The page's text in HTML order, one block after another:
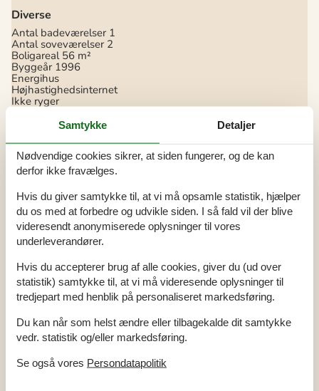
Diverse
Antal badeværelser 1
Antal soveværelser 2
Boligareal 56 m²
Byggeår 1996
Energihus
Højhastighedsinternet
Ikke ryger
Luft/luft varmepumpe
Lukket terrasse
Nationalt tv
Overdækket terrasse
Tysk TV
Indendørs
Internetadgang
Parabol
Radio
TV
Tyske TV-kanaler
Vaskemaskine
Køkken
El-komfur
Kaffemaskine
Samtykke Detaljer
Nødvendige cookies sikrer, at siden fungerer, og de kan
derfor ikke fravælges.
Hvis du giver samtykke til, at vi må opsamle statistik, hjælper
du os med at forbedre og udvikle siden. I så fald vil der blive
videresendt anonymiserede oplysninger til vores
underleverandører.
Hvis du accepterer brug af alle cookies, giver du (ud over
statistik) samtykke til, at vi må videresende oplysninger til
tredjepart med henblik på personaliseret markedsføring.
Du kan når som helst ændre eller tilbagekalde dit samtykke
vedr. statistik og/eller markedsføring.
Se også vores Persondatapolitik